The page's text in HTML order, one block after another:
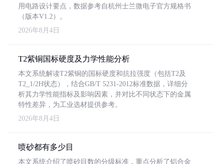
用电路设计要点，数据参考自杭州士兰微电子官方规格书
（版本V1.2）。
2026年8月4日
T2紫铜国标硬度及力学性能分析
本文系统解读T2紫铜的国标硬度和抗拉强度（包括T2及
T2_1/2H状态），结合GB/T 5231-2012标准数据，详细分
析其力学性能指标及影响因素，并对比不同状态下的金属
特性差异，为工业选材提供参考。
2026年8月4日
喷砂都有多少目
本文系统介绍了喷砂目数的分级标准，重点分析了铝合金